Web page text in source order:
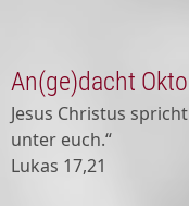
An(ge)dacht
Jesus Christus
unter euch.“
Lukas 17,21